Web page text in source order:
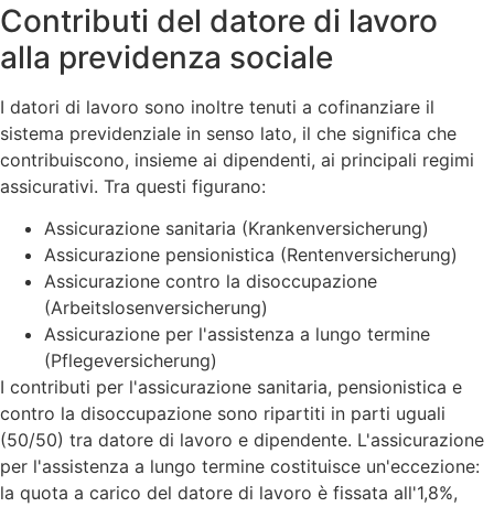
Contributi del datore di lavoro
alla previdenza sociale
I datori di lavoro sono inoltre tenuti a cofinanziare il
sistema previdenziale in senso lato, il che significa che
contribuiscono, insieme ai dipendenti, ai principali regimi
assicurativi. Tra questi figurano:
Assicurazione sanitaria (Krankenversicherung)
Assicurazione pensionistica (Rentenversicherung)
Assicurazione contro la disoccupazione
(Arbeitslosenversicherung)
Assicurazione per l'assistenza a lungo termine
(Pflegeversicherung)
I contributi per l'assicurazione sanitaria, pensionistica e
contro la disoccupazione sono ripartiti in parti uguali
(50/50) tra datore di lavoro e dipendente. L'assicurazione
per l'assistenza a lungo termine costituisce un'eccezione:
la quota a carico del datore di lavoro è fissata all'1,8%,